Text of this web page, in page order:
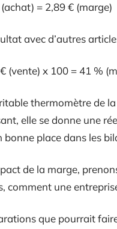
= 2,89 € (marge)
avec d’autres
(vente) x 100 = 41 %
thermomètre de
elle se donne une
place dans les
de la marge,
comment une
que pourrait